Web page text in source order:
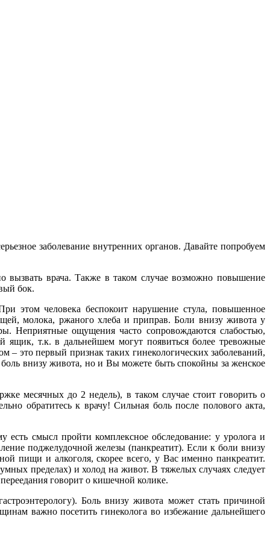
заболевание внутренних органов. Давайте попробуем
вызвать врача. Также в таком случае возможно повышение
бок.
этом человека беспокоит нарушение стула, повышенное
молока, ржаного хлеба и приправ. Боли внизу живота у
Неприятные ощущения часто сопровождаются слабостью,
ящик, т.к. в дальнейшем могут появиться более тревожные
это первый признак таких гинекологических заболеваний,
боль внизу живота, но и Вы можете быть спокойны за женское
месячных до 2 недель), в таком случае стоит говорить о
обратитесь к врачу! Сильная боль после полового акта,
смысл пройти комплексное обследование: у уролога и
поджелудочной железы (панкреатит). Если к боли внизу
пищи и алкоголя, скорее всего, у Вас именно панкреатит.
пределах) и холод на живот. В тяжелых случаях следует
говорит о кишечной колике.
Боль внизу живота может стать причиной
важно посетить гинеколога во избежание дальнейшего